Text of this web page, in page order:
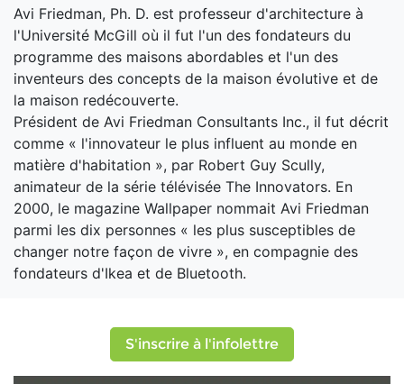
Avi Friedman, Ph. D. est professeur d'architecture à
l'Université McGill où il fut l'un des fondateurs du
programme des maisons abordables et l'un des
inventeurs des concepts de la maison évolutive et de
la maison redécouverte.
Président de Avi Friedman Consultants Inc., il fut décrit
comme « l'innovateur le plus influent au monde en
matière d'habitation », par Robert Guy Scully,
animateur de la série télévisée The Innovators. En
2000, le magazine Wallpaper nommait Avi Friedman
parmi les dix personnes « les plus susceptibles de
changer notre façon de vivre », en compagnie des
fondateurs d'Ikea et de Bluetooth.
S'inscrire à l'infolettre